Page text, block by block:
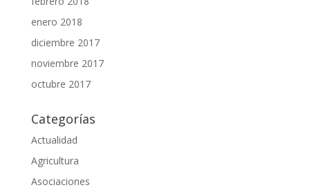
enero 2018
diciembre 2017
noviembre 2017
octubre 2017
Categorías
Actualidad
Agricultura
Asociaciones